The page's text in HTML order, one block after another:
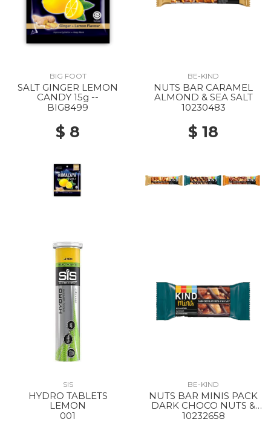
BIG FOOT
SALT GINGER LEMON
CANDY 15g --
BIG8499
$ 8
BE-KIND
NUTS BAR CARAMEL
ALMOND & SEA SALT
10230483
$ 18
SIS
HYDRO TABLETS
LEMON
001
BE-KIND
NUTS BAR MINIS PACK
DARK CHOCO NUTS &
SEASALT
10232658